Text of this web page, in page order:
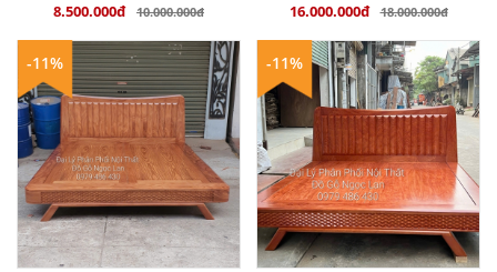
8.500.000đ 10.000.000đ 16.000.000đ 18.000.000đ
-11% -11%